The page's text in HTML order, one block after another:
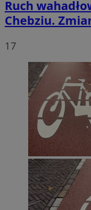
Ruch
Chebziu.
17